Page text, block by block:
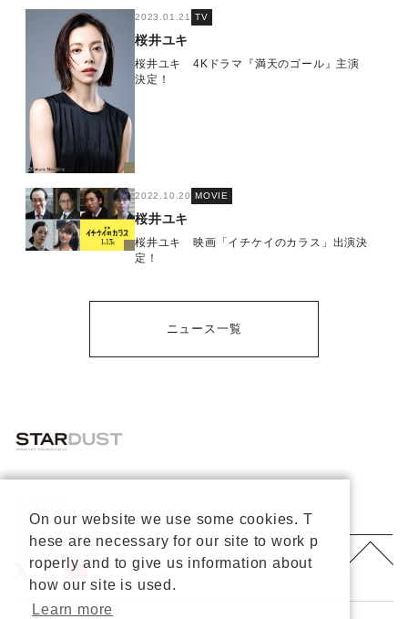
2023.01.21 TV
桜井ユキ
桜井ユキ 4Kドラマ『満天のゴール』主演
決定！
2022.10.20 MOVIE
桜井ユキ
桜井ユキ 映画「イチケイのカラス」出演決
定！
ニュース一覧
プライバシーポリシー
お問い合わせ
About Us
公式X
公式Youtube
On our website we use some cookies. T
hese are necessary for our site to work p
roperly and to give us information about
how our site is used.
Learn more